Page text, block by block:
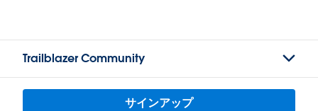
Trailblazer Community
サインアップ